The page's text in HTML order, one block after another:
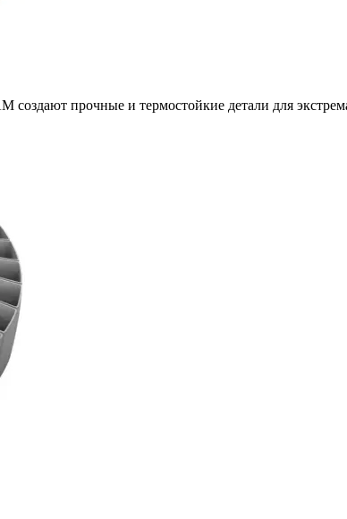
создают прочные и термостойкие детали для